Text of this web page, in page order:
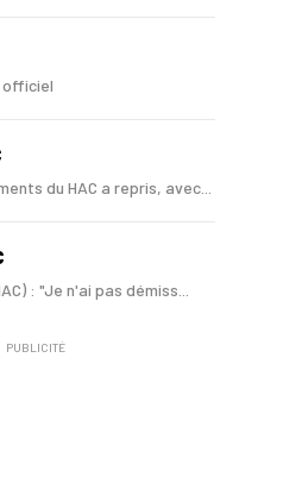
officiel
du HAC a repris, avec...
: "Je n'ai pas démiss...
PUBLICITÉ